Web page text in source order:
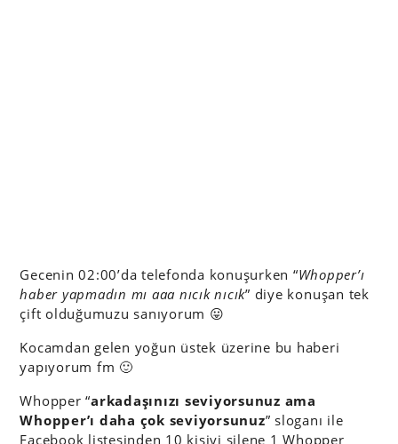
Gecenin 02:00’da telefonda konuşurken “Whopper’ı
haber yapmadın mı aaa nıcık nıcık” diye konuşan tek
çift olduğumuzu sanıyorum 😛
Kocamdan gelen yoğun üstek üzerine bu haberi
yapıyorum fm 🙂
Whopper “arkadaşınızı seviyorsunuz ama
Whopper’ı daha çok seviyorsunuz” sloganı ile
Facebook listesinden 10 kişiyi silene 1 Whopper